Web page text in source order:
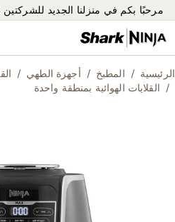
مرحبًا بكم في منزلنا الجديد
الرئيسية المطبخ أجهزة الطهي
القلايات الهوائية بمنطقة واحدة